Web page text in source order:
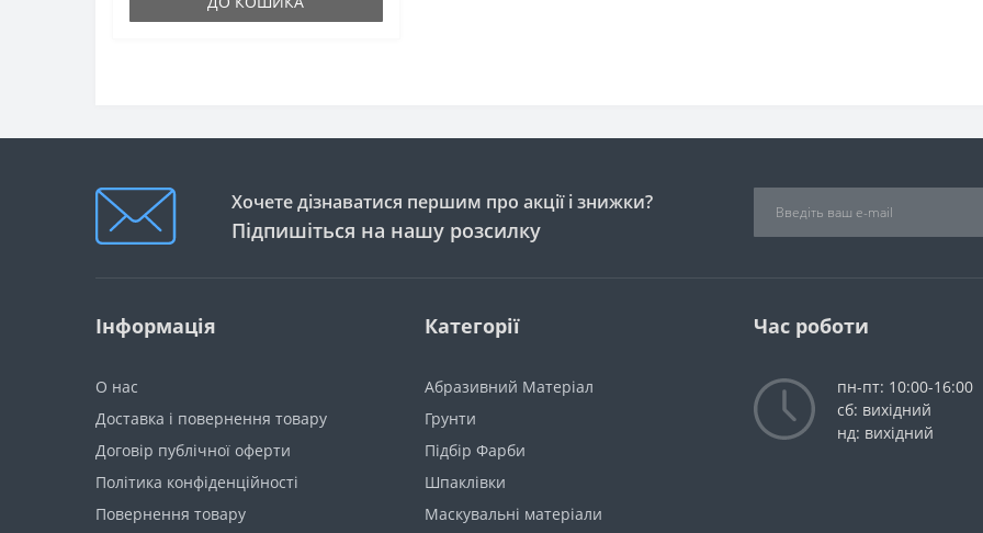
Хочете дізнаватися першим про акції і знижки?
Підпишіться на нашу розсилку
Інформація
О нас
Доставка і повернення товару
Договір публічної оферти
Політика конфіденційності
Повернення товару
Категорії
Абразивний Матеріал
Грунти
Підбір Фарби
Шпаклівки
Маскувальні матеріали
Час роботи
пн-пт: 10:00-16:00
сб: вихідний
нд: вихідний